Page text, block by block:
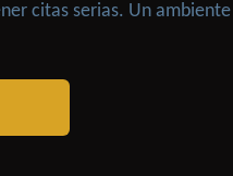
citas serias. Un